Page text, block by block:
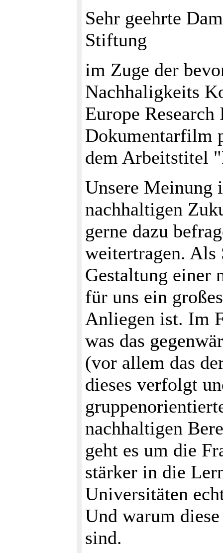
Sehr geehrte
Stiftung
im Zuge der
Nachhaligkeits
Europe
Dokumentarfilm
dem Arbeitstitel
Unsere Meinung
nachhaltigen
gerne dazu
weitertragen.
Gestaltung einer
für uns ein
Anliegen ist. Im
was das
(vor allem das
dieses verfolgt
nachhaltigen
geht es um die
stärker in die
Universitäten
Und warum
sind.